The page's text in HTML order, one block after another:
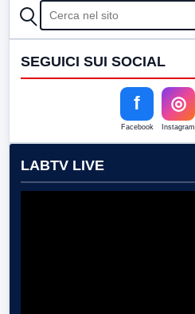
CERCA
SEGUICI SUI SOCIAL
f
Facebook
◎
Instagram
LABTV LIVE